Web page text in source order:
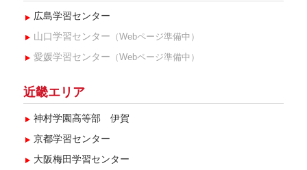
広島学習センター
山口学習センター （Webページ準備中）
愛媛学習センター （Webページ準備中）
近畿エリア
神村学園高等部 伊賀
京都学習センター
大阪梅田学習センター